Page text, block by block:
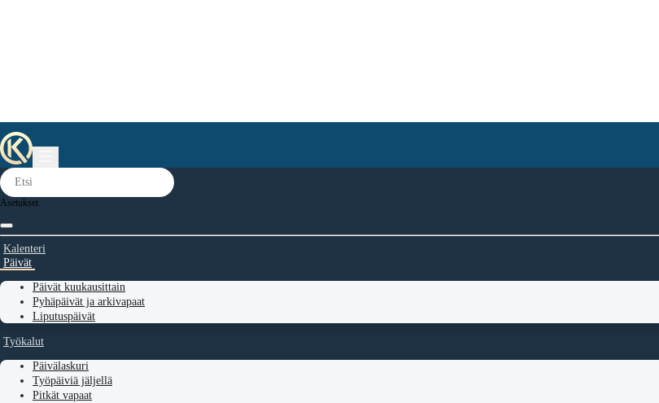
Asetukset
Kalenteri
Päivät
Päivät kuukausittain
Pyhäpäivät ja arkivapaat
Liputuspäivät
Työkalut
Päivälaskuri
Työpäiviä jäljellä
Pitkät vapaat